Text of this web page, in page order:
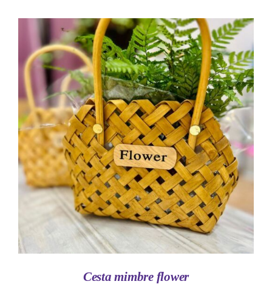
AÑADIR AL CARRITO
/
DETALLES
Cesta mimbre flower